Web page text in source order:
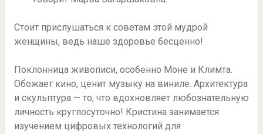
Стоит прислушаться к советам этой мудрой
женщины, ведь наше здоровье бесценно!
Поклонница живописи, особенно Моне и Климта.
Обожает кино, ценит музыку на виниле. Архитектура
и скульптура — то, что вдохновляет любознательную
личность круглосуточно! Кристина занимается
изучением цифровых технологий для